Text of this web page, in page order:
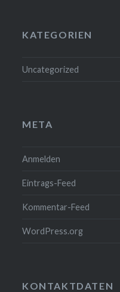
KATEGORIEN
Uncategorized
META
Anmelden
Eintrags-Feed
Kommentar-Feed
WordPress.org
KONTAKTDATEN